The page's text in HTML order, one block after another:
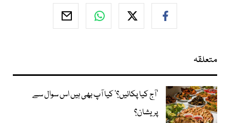
متعلقہ
’آج کیا پکائیں؟‘ کیا آپ بھی ہیں اس سوال سے
پریشان؟